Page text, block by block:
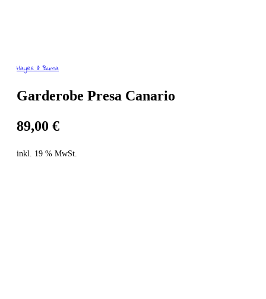
Haylee & Buma
Garderobe Presa Canario
89,00 €
inkl. 19 % MwSt.